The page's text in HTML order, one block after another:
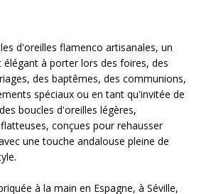
d'oreilles flamenco artisanales, un
élégant à porter lors des foires, des
des baptêmes, des communions,
spéciaux ou en tant qu'invitée de
boucles d'oreilles légères,
conçues pour rehausser
une touche andalouse pleine de
à la main en Espagne, à Séville,